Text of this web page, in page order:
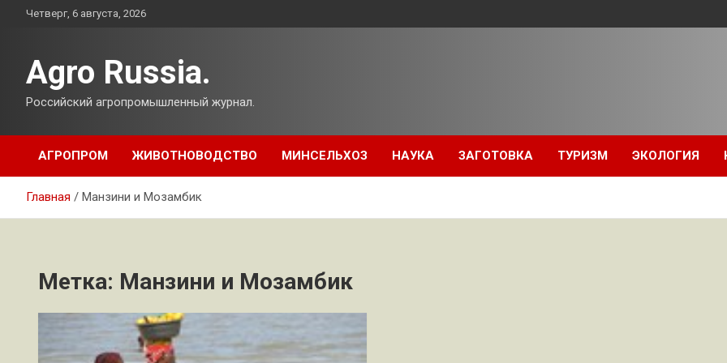
ПерейтиЧетверг, 6 августа, 2026
Agro Russia.
Российский агропромышленный журнал.
АГРОПРОМ ЖИВОТНОВОДСТВО МИНСЕЛЬХОЗ НАУКА ЗАГОТОВКА ТУРИЗМ ЭКОЛОГИЯ
Главная Манзини и Мозамбик
Метка: Манзини и Мозамбик